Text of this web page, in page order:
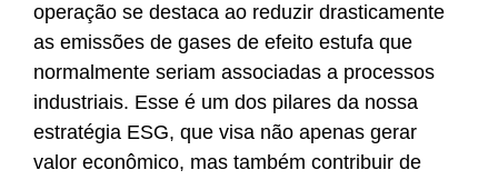
operação se destaca ao reduzir drasticamente
as emissões de gases de efeito estufa que
normalmente seriam associadas a processos
industriais. Esse é um dos pilares da nossa
estratégia ESG, que visa não apenas gerar
valor econômico, mas também contribuir de